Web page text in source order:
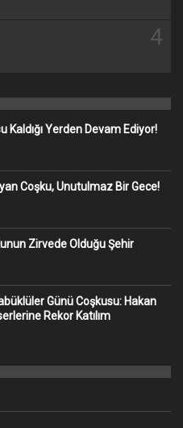
4
Kaldığı Yerden Devam Ediyor!
Coşku, Unutulmaz Bir Gece!
Zirvede Olduğu Şehir
Günü Coşkusu: Hakan
Rekor Katılım